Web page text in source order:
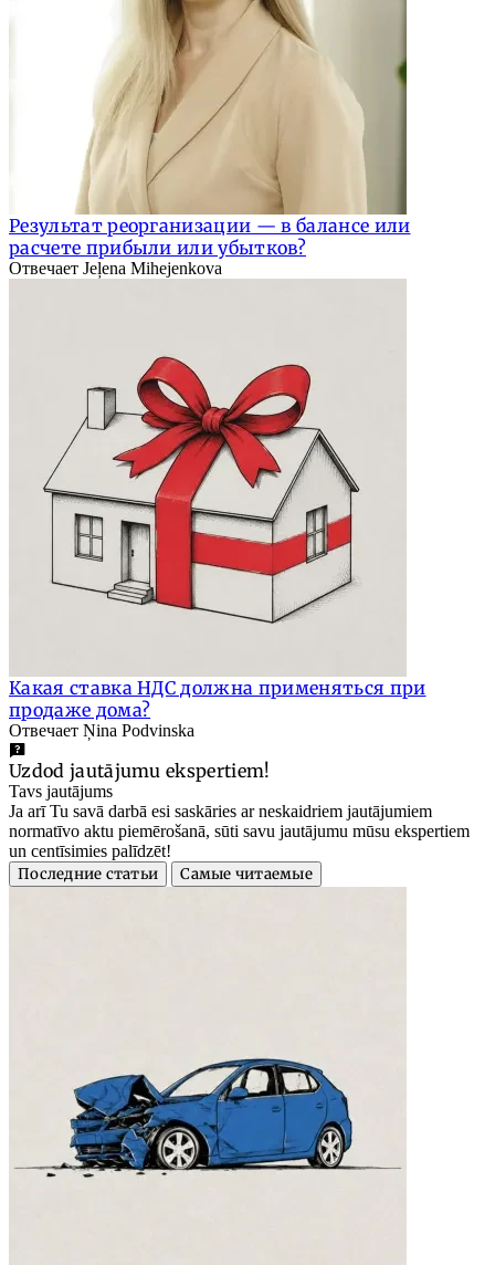
Результат реорганизации — в балансе или
расчете прибыли или убытков?
Отвечает Jeļena Mihejenkova
Какая ставка НДС должна применяться при
продаже дома?
Отвечает Ņina Podvinska
Uzdod jautājumu ekspertiem!
Tavs jautājums
Ja arī Tu savā darbā esi saskāries ar neskaidriem jautājumiem
normatīvo aktu piemērošanā, sūti savu jautājumu mūsu ekspertiem
un centīsimies palīdzēt!
Последние статьи
Самые читаемые